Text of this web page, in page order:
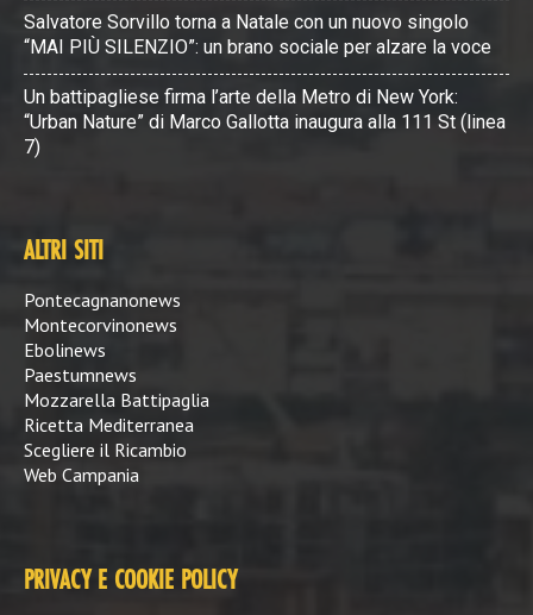
Salvatore Sorvillo torna a Natale con un nuovo singolo
“MAI PIÙ SILENZIO”: un brano sociale per alzare la voce
Un battipagliese firma l’arte della Metro di New York:
“Urban Nature” di Marco Gallotta inaugura alla 111 St (linea
7)
ALTRI SITI
Pontecagnanonews
Montecorvinonews
Ebolinews
Paestumnews
Mozzarella Battipaglia
Ricetta Mediterranea
Scegliere il Ricambio
Web Campania
PRIVACY E COOKIE POLICY